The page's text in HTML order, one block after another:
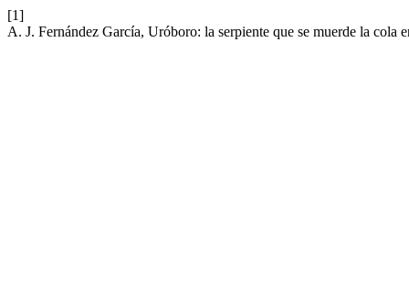
[1]
A. J. Fernández García, Uróboro: la serpiente que se muerde la cola